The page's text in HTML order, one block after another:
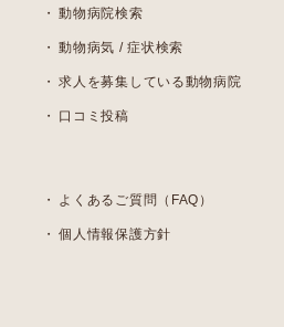
動物病院検索
動物病気 / 症状検索
求人を募集している動物病院
口コミ投稿
よくあるご質問（FAQ）
個人情報保護方針